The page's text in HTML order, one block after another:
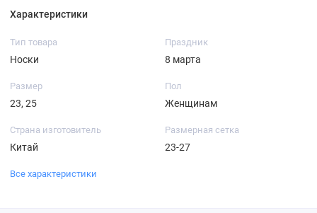
Характеристики
Тип товара
Носки
Праздник
8 марта
Размер
23, 25
Пол
Женщинам
Страна изготовитель
Китай
Размерная сетка
23-27
Все характеристики